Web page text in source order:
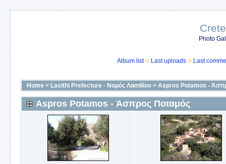
Photo
Album list Last uploads Last
Home > Lasithi Prefecture - Νομός Λασιθίου > Aspros Potamos -
Aspros Potamos - Άσπρος Ποταμός